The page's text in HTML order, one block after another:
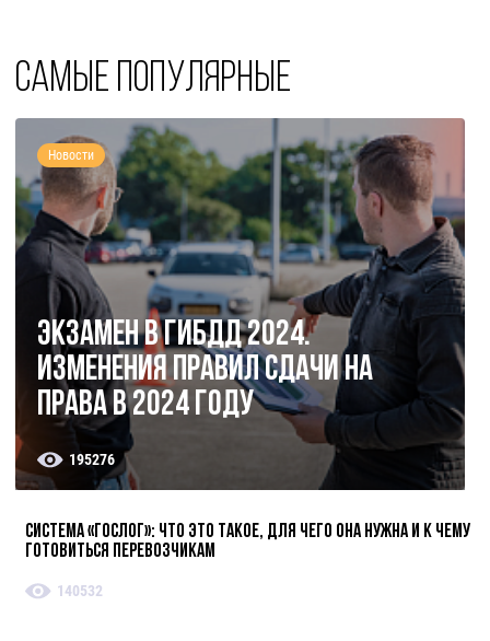
Самые популярные
Новости
Экзамен в ГИБДД 2024.
Изменения правил сдачи на
права в 2024 году
195276
Система «ГосЛог»: что это такое, для чего она нужна и к чему
готовиться перевозчикам
140532